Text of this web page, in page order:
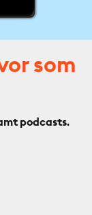
som
podcasts.